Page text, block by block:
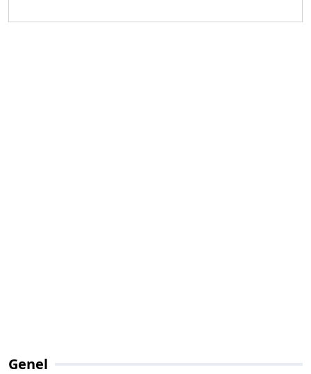
Genel